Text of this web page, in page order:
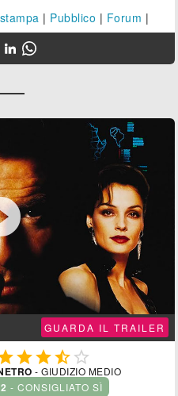
| Pubblico | Forum |
GUARDA IL TRAILER
 
- GIUDIZIO MEDIO
- CONSIGLIATO SÌ